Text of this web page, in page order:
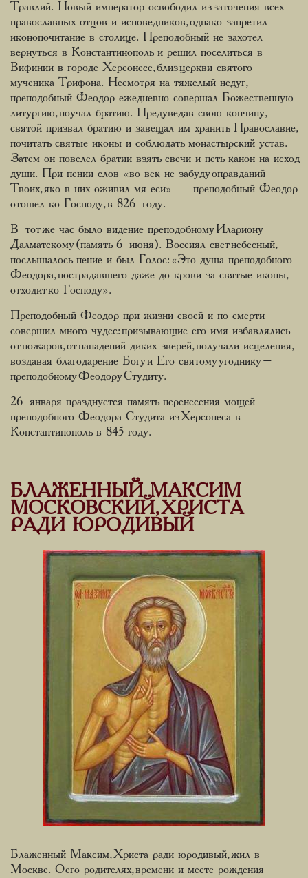
Травлий. Новый император освободил из заточения всех
православных отцов и исповедников, однако запретил
иконопочитание в столице. Преподобный не захотел
вернуться в Константинополь и решил поселиться в
Вифинии в городе Херсонесе, близ церкви святого
мученика Трифона. Несмотря на тяжелый недуг,
преподобный Феодор ежедневно совершал Божественную
литургию, поучал братию. Предуведав свою кончину,
святой призвал братию и завещал им хранить Православие,
почитать святые иконы и соблюдать монастырский устав.
Затем он повелел братии взять свечи и петь канон на исход
души. При пении слов «во век не забуду оправданий
Твоих, яко в них оживил мя еси» — преподобный Феодор
отошел ко Господу, в 826 году.
В тот же час было видение преподобному Илариону
Далматскому (память 6 июня). Воссиял свет небесный,
послышалось пение и был Голос: «Это душа преподобного
Феодора, пострадавшего даже до крови за святые иконы,
отходит ко Господу».
Преподобный Феодор при жизни своей и по смерти
совершил много чудес: призывающие его имя избавлялись
от пожаров, от нападений диких зверей, получали исцеления,
воздавая благодарение Богу и Его святому угоднику –
преподобному Феодору Студиту.
26 января празднуется память перенесения мощей
преподобного Феодора Студита из Херсонеса в
Константинополь в 845 году.
БЛАЖЕННЫЙ МАКСИМ
МОСКОВСКИЙ, ХРИСТА
РАДИ ЮРОДИВЫЙ
Блаженный Максим, Христа ради юродивый, жил в
Москве. О его родителях, времени и месте рождения